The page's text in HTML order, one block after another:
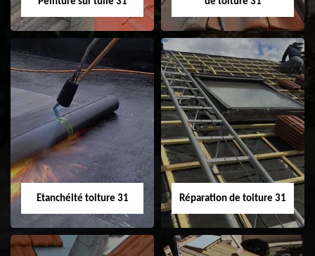
Peinture sur tuile
31
Nettoyage
demoussage de
toiture 31
Etanchéité toiture 31 Réparation de toiture 31